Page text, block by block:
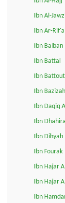
Ibn Al-
Ibn Ar-
Ibn Balban
Ibn Battal
Ibn
Ibn Bazizah
Ibn Daqiq
Ibn
Ibn Dihyah
Ibn Fourak
Ibn Hajar
Ibn Hajar
Ibn